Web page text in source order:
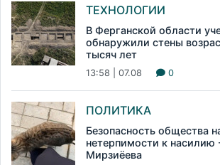
ТЕХНОЛОГИИ
В Ферганской области
обнаружили стены
тысяч лет
13:58 | 07.08 0
ПОЛИТИКА
Безопасность общества
нетерпимости к насилию
Мирзиёева